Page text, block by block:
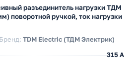
разъединитель нагрузки ТДМ
поворотной ручкой, ток нагрузки
Бренд: TDM Electric (ТДМ Электрик)
315 A